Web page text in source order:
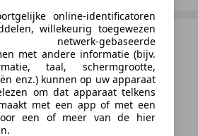
12.890
online-identificatoren
willekeurig toegewezen
netwerk-gebaseerde
met andere informatie (bijv.
taal, schermgrootte,
enz.) kunnen op uw apparaat
om dat apparaat telkens
met een app of met een
een of meer van de hier